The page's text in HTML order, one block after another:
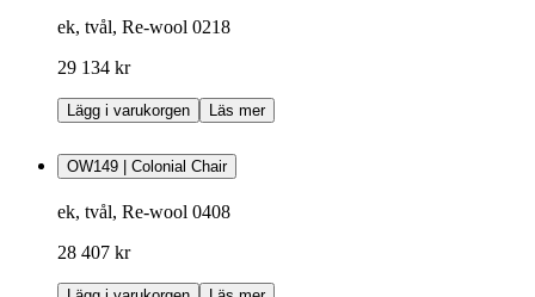
ek, tvål, Re-wool 0218
29 134 kr
Lägg i varukorgen Läs mer
OW149 | Colonial Chair
ek, tvål, Re-wool 0408
28 407 kr